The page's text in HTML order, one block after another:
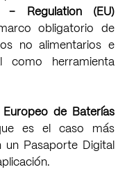
– Regulation (EU)
obligatorio de
no alimentarios e
como herramienta
Europeo de Baterías
es el caso más
Pasaporte Digital